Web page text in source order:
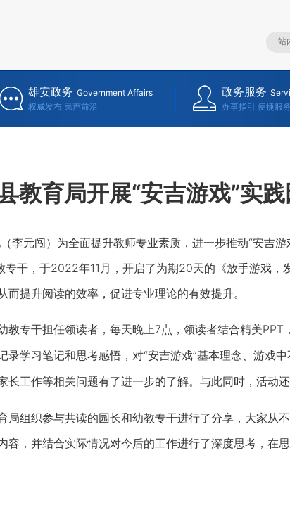
雄安政务 Government Affairs
权威发布 民声前沿
政务服务
办事指引 便捷服
教育局开展“安吉游戏”实
元闯）为全面提升教师专业素质，进一步推动“安吉游
专干，于2022年11月，开启了为期20天的《放手游戏
提升阅读的效率，促进专业理论的有效提升。
专干担任领读者，每天晚上7点，领读者结合精美PPT
录学习笔记和思考感悟，对“安吉游戏”基本理念、游戏
长工作等相关问题有了进一步的了解。与此同时，活动
组织参与共读的园长和幼教专干进行了分享，大家从
容，并结合实际情况对今后的工作进行了深度思考，在